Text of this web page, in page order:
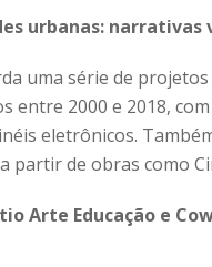
urbanas:
uma série de
entre 2000 e 2018,
eletrônicos.
partir de obras como
Arte Educação e